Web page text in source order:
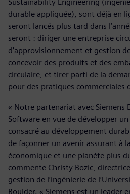
durable appliquée), sont déjà en
seront lancés plus tard dans
seront : diriger une entreprise
d’approvisionnement et gestion
concevoir des produits et des
circulaire, et tirer parti de la
pour des pratiques commerciales
« Notre partenariat avec Siemens
Software en vue de développer
consacré au développement
de façonner un avenir assurant à
économique et une planète plus
commente Christy Bozic,
gestion de l’ingénierie de
Boulder. « Siemens est un leader